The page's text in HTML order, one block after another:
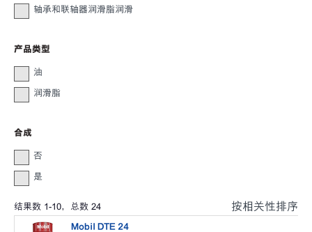
轴承和联轴器润滑脂润滑
产品类型
油
润滑脂
合成
否
是
结果数 1-10，总数 24 按相关性排序
Mobil DTE 24